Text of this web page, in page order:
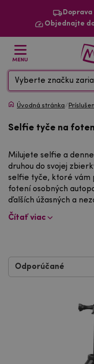
Doprava
Objednajte do
MENU
Vyberte značku
Úvodná stránka/
Selfie tyče na
Milujete selfie a
druhou do svojej
selfie tyče, ktoré vám
fotení osobných
ďalších úžasných a
Čítať viac